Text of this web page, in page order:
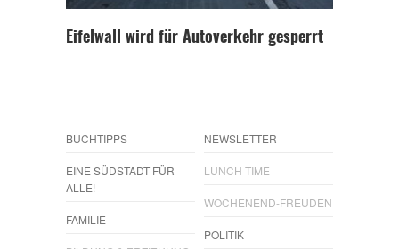
Eifelwall wird für Autoverkehr gesperrt
BUCHTIPPS
EINE SÜDSTADT FÜR
ALLE!
FAMILIE
NEWSLETTER
LUNCH TIME
WOCHENEND-FREUDEN
POLITIK